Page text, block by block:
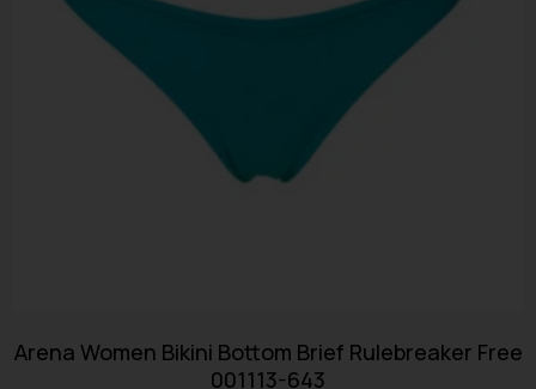
Arena Women Bikini Bottom Brief Rulebreaker Free
001113-643